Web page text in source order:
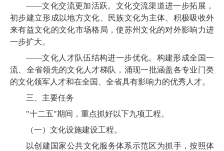
——文化交流更加活跃。文化交流渠道进一步拓展，
初步建立形成以地方文化、民族文化为主体、积极吸收外
来有益文化的文化市场格局，使苏州文化的对外影响力进
一步扩大。
——文化人才队伍结构进一步优化。构建形成全国一
流、全省领先的文化人才梯队，涌现一批涵盖各专业门类
的文化领军人才和在全国、全省具有影响力的优秀人才。
三、主要任务
"十二五"期间，重点抓好以下九项工程。
（一）文化设施建设工程。
以创建国家公共文化服务体系示范区为抓手，按照体